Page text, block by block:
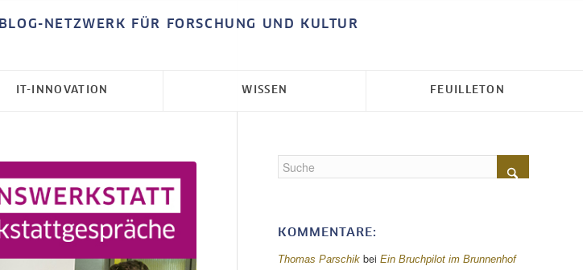
BLOG-NETZWERK FÜR FORSCHUNG UND KULTUR
IT-INNOVATION WISSEN FEUILLETON
KOMMENTARE:
Thomas Parschik bei Ein Bruchpilot im Brunnenhof